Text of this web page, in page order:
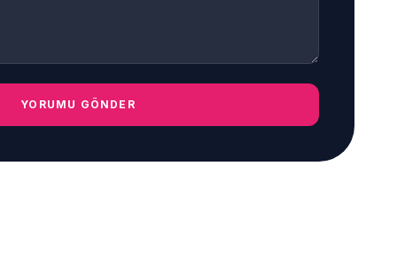
YORUMU GÖNDER